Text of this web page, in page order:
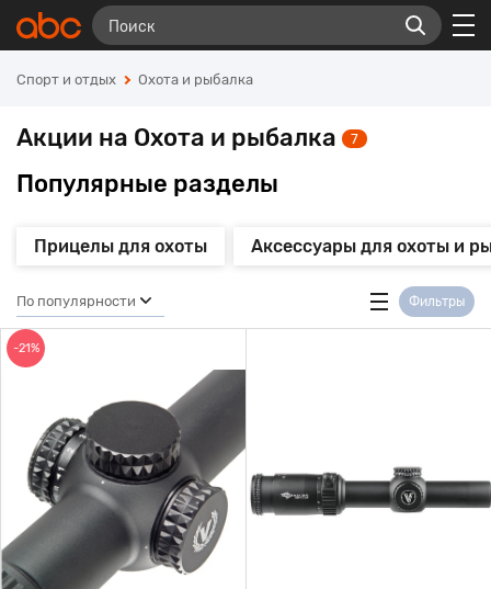
Спорт и отдых Охота и рыбалка
Акции на Охота и рыбалка 7
Популярные разделы
Прицелы для охоты Аксессуары для охоты и
По популярности Фильтры
-21%